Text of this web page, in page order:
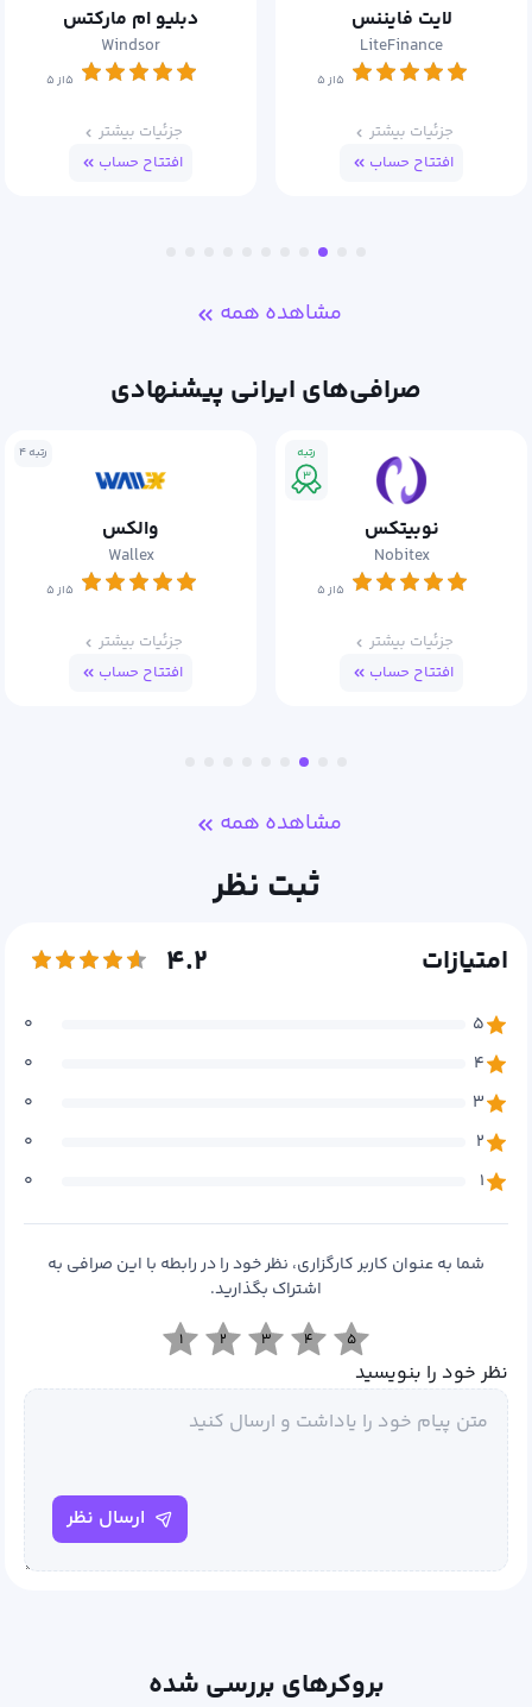
لایت فایننس
LiteFinance
جزئیات بیشتر
افتتاح حساب
دبلیو ام مارکتس
Windsor
جزئیات بیشتر
افتتاح حساب
مشاهده همه
صرافی‌های ایرانی پیشنهادی
رتبه
۳
نوبیتکس
Nobitex
۵از ۵
جزئیات بیشتر
افتتاح حساب
رتبه ۴
والکس
Wallex
۵از ۵
جزئیات بیشتر
افتتاح حساب
مشاهده همه
ثبت نظر
امتیازات ۴.۲
۵
۰
۴
۰
۳
۰
۲
۰
۱
۰
شما به عنوان کاربر کارگزاری، نظر خود را در رابطه با این صرافی به
اشتراک بگذارید.
۱ ۲ ۳ ۴ ۵
نظر خود را بنویسید
ارسال نظر
بروکرهای بررسی شده